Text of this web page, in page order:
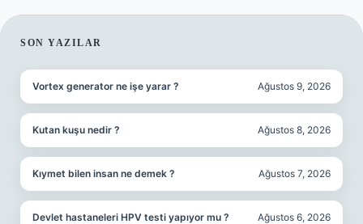
SIDEBAR
SON YAZILAR
Vortex generator ne işe yarar ? Ağustos 9, 2026
Kutan kuşu nedir ? Ağustos 8, 2026
Kıymet bilen insan ne demek ? Ağustos 7, 2026
Devlet hastaneleri HPV testi yapıyor mu ? Ağustos 6, 2026